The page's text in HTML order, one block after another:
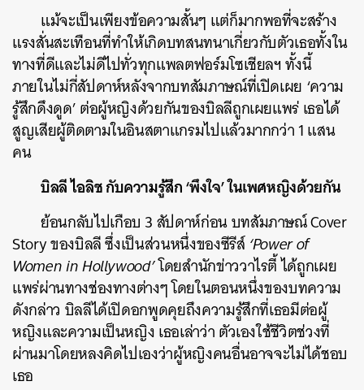
แม้จะเป็นเพียงข้อความสั้นๆ แต่ก็มากพอที่จะสร้าง
แรงสั่นสะเทือนที่ทำให้เกิดบทสนทนาเกี่ยวกับตัวเธอทั้งใน
ทางที่ดีและไม่ดีไปทั่วทุกแพลตฟอร์มโซเชียลฯ ทั้งนี้
ภายในไม่กี่สัปดาห์หลังจากบทสัมภาษณ์ที่เปิดเผย ‘ความ
รู้สึกดึงดูด’ ต่อผู้หญิงด้วยกันของบิลลีถูกเผยแพร่ เธอได้
สูญเสียผู้ติดตามในอินสตาแกรมไปแล้วมากกว่า 1 แสน
คน
บิลลี ไอลิช กับความรู้สึก ‘พึงใจ’ ในเพศหญิงด้วยกัน
ย้อนกลับไปเกือบ 3 สัปดาห์ก่อน บทสัมภาษณ์ Cover
Story ของบิลลี ซึ่งเป็นส่วนหนึ่งของซีรีส์‘Power of
Women in Hollywood’โดยสำนักข่าววาไรตี้ ได้ถูกเผย
แพร่ผ่านทางช่องทางต่างๆ โดยในตอนหนึ่งของบทความ
ดังกล่าว บิลลีได้เปิดอกพูดคุยถึงความรู้สึกที่เธอมีต่อผู้
หญิงและความเป็นหญิง เธอเล่าว่า ตัวเองใช้ชีวิตช่วงที่
ผ่านมาโดยหลงคิดไปเองว่าผู้หญิงคนอื่นอาจจะไม่ได้ชอบ
เธอ